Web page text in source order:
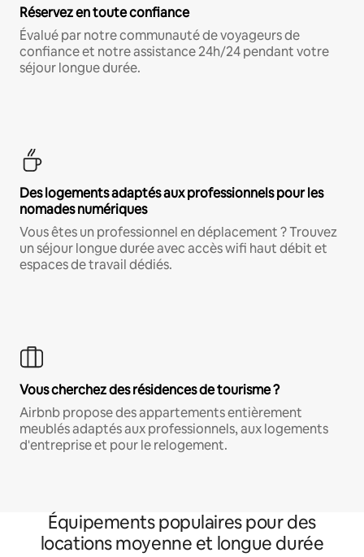
Réservez en toute confiance
Évalué par notre communauté de voyageurs de
confiance et notre assistance 24h/24 pendant votre
séjour longue durée.
Des logements adaptés aux professionnels pour les
nomades numériques
Vous êtes un professionnel en déplacement ? Trouvez
un séjour longue durée avec accès wifi haut débit et
espaces de travail dédiés.
Vous cherchez des résidences de tourisme ?
Airbnb propose des appartements entièrement
meublés adaptés aux professionnels, aux logements
d'entreprise et pour le relogement.
Équipements populaires pour des
locations moyenne et longue durée